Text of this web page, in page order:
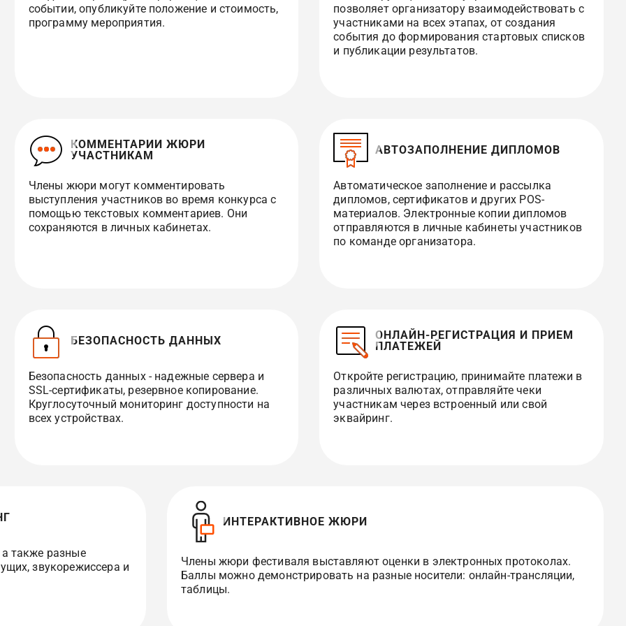
событии, опубликуйте положение и стоимость,
программу мероприятия.
позволяет организатору взаимодействовать с
участниками на всех этапах, от создания
события до формирования стартовых списков
и публикации результатов.
КОММЕНТАРИИ ЖЮРИ
УЧАСТНИКАМ
Члены жюри могут комментировать
выступления участников во время конкурса с
помощью текстовых комментариев. Они
сохраняются в личных кабинетах.
АВТОЗАПОЛНЕНИЕ ДИПЛОМОВ
Автоматическое заполнение и рассылка
дипломов, сертификатов и других POS-
материалов. Электронные копии дипломов
отправляются в личные кабинеты участников
по команде организатора.
БЕЗОПАСНОСТЬ ДАННЫХ
Безопасность данных - надежные сервера и
SSL-сертификаты, резервное копирование.
Круглосуточный мониторинг доступности на
всех устройствах.
ОНЛАЙН-РЕГИСТРАЦИЯ И ПРИЕМ
ПЛАТЕЖЕЙ
Откройте регистрацию, принимайте платежи в
различных валютах, отправляйте чеки
участникам через встроенный или свой
эквайринг.
также разные
звукорежиссера и
ИНТЕРАКТИВНОЕ ЖЮРИ
Члены жюри фестиваля выставляют оценки в электронных протоколах.
Баллы можно демонстрировать на разные носители: онлайн-трансляции,
таблицы.